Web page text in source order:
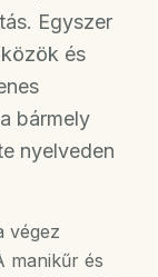
Egyszer
és
bármely
nyelveden
végez
manikűr és